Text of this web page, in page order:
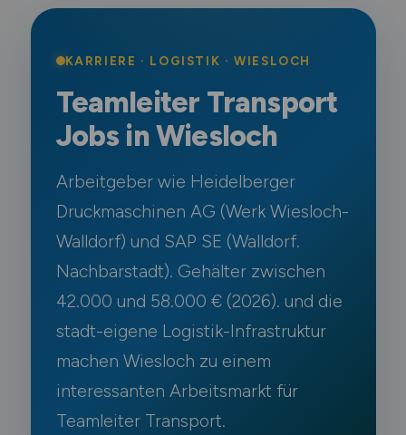
KARRIERE · LOGISTIK · WIESLOCH
Teamleiter Transport
Jobs in Wiesloch
Arbeitgeber wie Heidelberger
Druckmaschinen AG (Werk Wiesloch-
Walldorf) und SAP SE (Walldorf.
Nachbarstadt). Gehälter zwischen
42.000 und 58.000 € (2026). und die
stadt-eigene Logistik-Infrastruktur
machen Wiesloch zu einem
interessanten Arbeitsmarkt für
Teamleiter Transport.